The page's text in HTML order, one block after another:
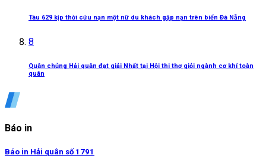
Tàu 629 kịp thời cứu nạn một nữ du khách gặp nạn trên biển Đà Nẵng
8
Quân chủng Hải quân đạt giải Nhất tại Hội thi thợ giỏi ngành cơ khí toàn
quân
Báo in
Báo in Hải quân số 1791